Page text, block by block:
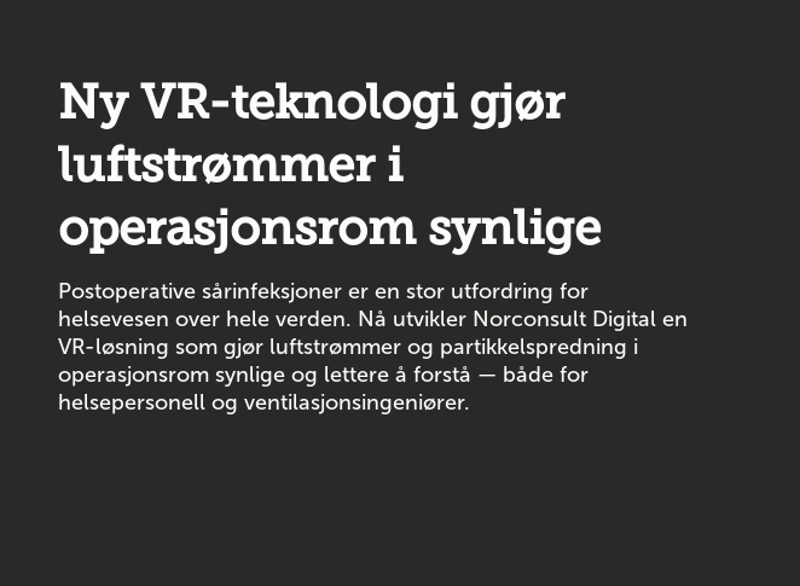
Ny VR-teknologi gjør
luftstrømmer i
operasjonsrom synlige
Postoperative sårinfeksjoner er en stor utfordring for
helsevesen over hele verden. Nå utvikler Norconsult Digital en
VR-løsning som gjør luftstrømmer og partikkelspredning i
operasjonsrom synlige og lettere å forstå — både for
helsepersonell og ventilasjonsingeniører.